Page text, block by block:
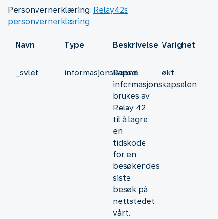
Personvernerklæring: Relay42s
personvernerklæring
Navn Type Beskrivelse Varighet
_svlet informasjonskapsel
Denne
informasjonskapselen
brukes av
Relay 42
til å lagre
en
tidskode
for en
besøkendes
siste
besøk på
nettstedet
vårt.
økt